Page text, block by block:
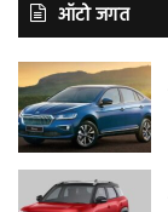
ऑटो जगत